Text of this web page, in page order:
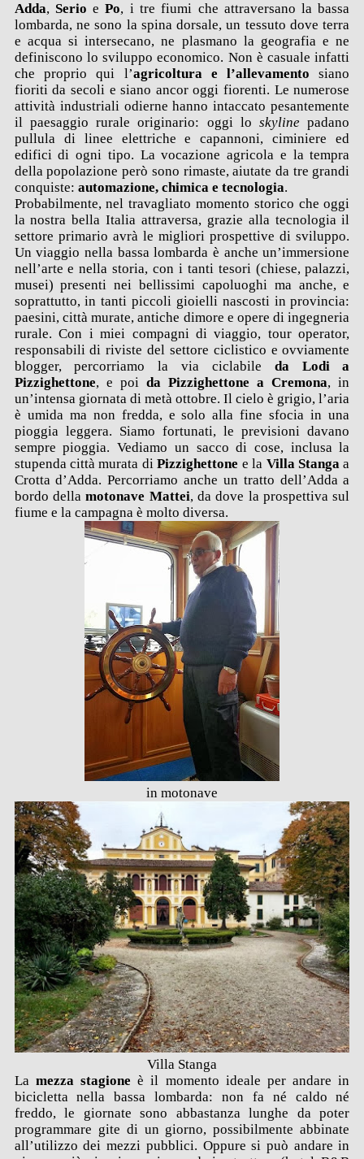
Adda, SerioePo, i tre fiumi che attraversano la bassa
lombarda, ne sono la spina dorsale, un tessuto dove terra
e acqua si intersecano, ne plasmano la geografia e ne
definiscono lo sviluppo economico. Non è casuale infatti
che proprio qui l’agricoltura e l’allevamento siano
fioriti da secoli e siano ancor oggi fiorenti. Le numerose
attività industriali odierne hanno intaccato pesantemente
il paesaggio rurale originario: oggi loskylinepadano
pullula di linee elettriche e capannoni, ciminiere ed
edifici di ogni tipo. La vocazione agricola e la tempra
della popolazione però sono rimaste, aiutate da tre grandi
conquiste: automazione, chimica e tecnologia.
Probabilmente, nel travagliato momento storico che oggi
la nostra bella Italia attraversa, grazie alla tecnologia il
settore primario avrà le migliori prospettive di sviluppo.
Un viaggio nella bassa lombarda è anche un’immersione
nell’arte e nella storia, con i tanti tesori (chiese, palazzi,
musei) presenti nei bellissimi capoluoghi ma anche, e
soprattutto, in tanti piccoli gioielli nascosti in provincia:
paesini, città murate, antiche dimore e opere di ingegneria
rurale. Con i miei compagni di viaggio, tour operator,
responsabili di riviste del settore ciclistico e ovviamente
blogger, percorriamo la via ciclabile da Lodi a
Pizzighettone, e poi da Pizzighettone a Cremona, in
un’intensa giornata di metà ottobre. Il cielo è grigio, l’aria
è umida ma non fredda, e solo alla fine sfocia in una
pioggia leggera. Siamo fortunati, le previsioni davano
sempre pioggia. Vediamo un sacco di cose, inclusa la
stupenda città murata diPizzighettone e la Villa Stangaa
Crotta d’Adda. Percorriamo anche un tratto dell’Adda a
bordo dellamotonave Mattei, da dove la prospettiva sul
fiume e la campagna è molto diversa.
in motonave
Villa Stanga
La mezza stagione è il momento ideale per andare in
bicicletta nella bassa lombarda: non fa né caldo né
freddo, le giornate sono abbastanza lunghe da poter
programmare gite di un giorno, possibilmente abbinate
all’utilizzo dei mezzi pubblici. Oppure si può andare in